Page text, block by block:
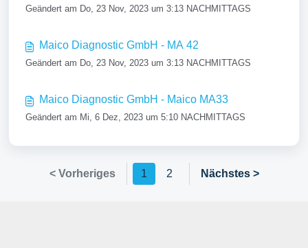
Geändert am Do, 23 Nov, 2023 um 3:13 NACHMITTAGS
Maico Diagnostic GmbH - MA 42
Geändert am Do, 23 Nov, 2023 um 3:13 NACHMITTAGS
Maico Diagnostic GmbH - Maico MA33
Geändert am Mi, 6 Dez, 2023 um 5:10 NACHMITTAGS
< Vorheriges 1 2 Nächstes >